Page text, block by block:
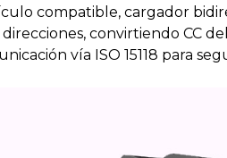
compatible, cargador
convirtiendo CC
vía ISO 15118 para